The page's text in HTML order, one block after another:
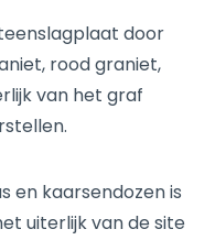
door
rood graniet,
van het graf
en kaarsendozen is
uiterlijk van de site